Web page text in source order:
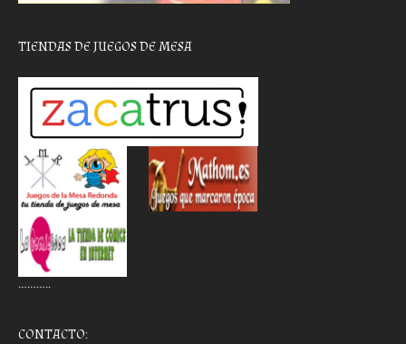
TIENDAS DE JUEGOS DE MESA
………..
CONTACTO: